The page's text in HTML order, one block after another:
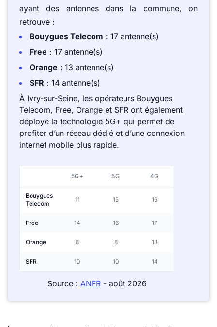
ayant des antennes dans la commune, on
retrouve :
Bouygues Telecom : 17 antenne(s)
Free : 17 antenne(s)
Orange : 13 antenne(s)
SFR : 14 antenne(s)
À Ivry-sur-Seine, les opérateurs Bouygues
Telecom, Free, Orange et SFR ont également
déployé la technologie 5G+ qui permet de
profiter d’un réseau dédié et d’une connexion
internet mobile plus rapide.
5G+ 5G 4G
Bouygues
Telecom
11 15 16
Free 14 16 17
Orange 8 8 13
SFR 10 10 14
Source : ANFR- août 2026